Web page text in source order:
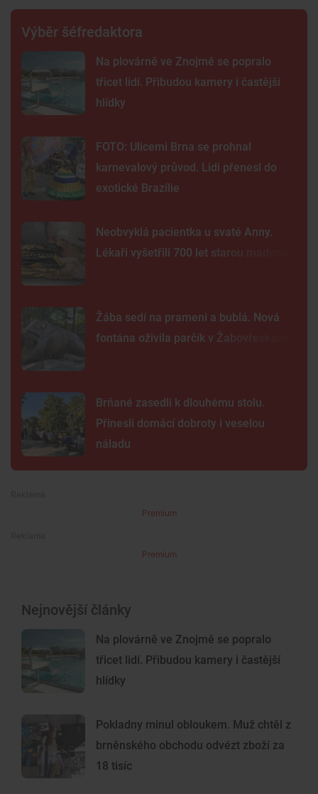
Výběr šéfredaktora
Na plovárně ve Znojmě se popralo
třicet lidí. Přibudou kamery i častější
hlídky
FOTO: Ulicemi Brna se prohnal
karnevalový průvod. Lidi přenesl do
exotické Brazílie
Neobvyklá pacientka u svaté Anny.
Lékaři vyšetřili 700 let starou madonu
Žába sedí na prameni a bublá. Nová
fontána oživila parčík v Žabovřeskách
Brňané zasedli k dlouhému stolu.
Přinesli domácí dobroty i veselou
náladu
Premium
Premium
Nejnovější články
Na plovárně ve Znojmě se popralo
třicet lidí. Přibudou kamery i častější
hlídky
Pokladny minul obloukem. Muž chtěl z
brněnského obchodu odvézt zboží za
18 tisíc